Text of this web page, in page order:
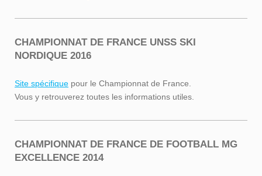
CHAMPIONNAT DE FRANCE UNSS SKI
NORDIQUE 2016
Site spécifique pour le Championnat de France.
Vous y retrouverez toutes les informations utiles.
CHAMPIONNAT DE FRANCE DE FOOTBALL MG
EXCELLENCE 2014